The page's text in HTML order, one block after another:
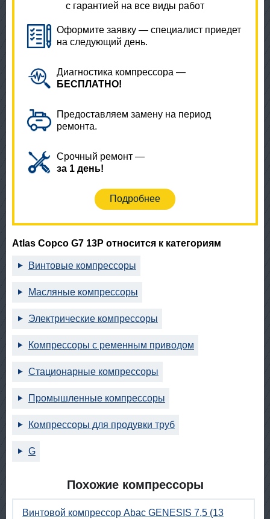
с гарантией на все виды работ
Оформите заявку — специалист приедет
на следующий день.
Диагностика компрессора —
БЕСПЛАТНО!
Предоставляем замену на период
ремонта.
Срочный ремонт —
за 1 день!
Подробнее
Atlas Copco G7 13P относится к категориям
Винтовые компрессоры
Масляные компрессоры
Электрические компрессоры
Компрессоры с ременным приводом
Стационарные компрессоры
Промышленные компрессоры
Компрессоры для продувки труб
G
Похожие компрессоры
Винтовой компрессор Abac GENESIS 7,5 (13